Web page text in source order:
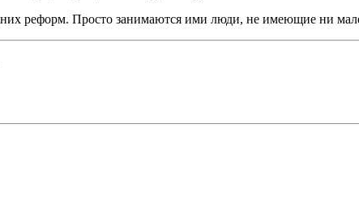
реформ. Просто занимаются ими люди, не имеющие ни